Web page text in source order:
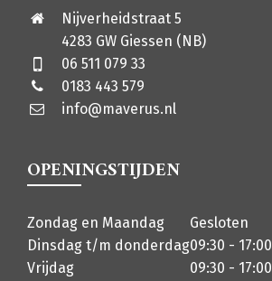
Nijverheidstraat 5
4283 GW Giessen (NB)
06 511 079 33
0183 443 579
info@maverus.nl
OPENINGSTIJDEN
Zondag en Maandag
Gesloten
Dinsdag t/m donderdag09:30 - 17:00
Vrijdag
09:30 - 17:00